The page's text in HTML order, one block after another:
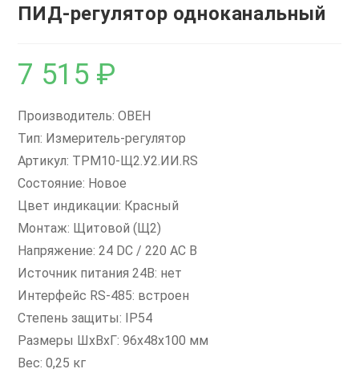
ПИД-регулятор одноканальный
7 515 ₽
Производитель: ОВЕН
Тип: Измеритель-регулятор
Артикул: ТРМ10-Щ2.У2.ИИ.RS
Состояние: Новое
Цвет индикации: Красный
Монтаж: Щитовой (Щ2)
Напряжение: 24 DC / 220 AC В
Источник питания 24В: нет
Интерфейс RS-485: встроен
Степень защиты: IP54
Размеры ШxВxГ: 96х48х100 мм
Вес: 0,25 кг